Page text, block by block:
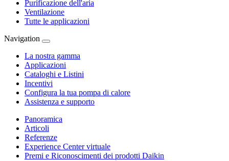
Purificazione dell'aria
Ventilazione
Tutte le applicazioni
Navigation
La nostra gamma
Applicazioni
Cataloghi e Listini
Incentivi
Configura la tua pompa di calore
Assistenza e supporto
Panoramica
Articoli
Referenze
Experience Center virtuale
Premi e Riconoscimenti dei prodotti Daikin